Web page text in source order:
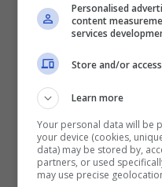
Personalised
content
services
Store and/or
Learn more
Your personal data will be
your device (cookies,
data) may be stored by,
partners, or used
may use precise